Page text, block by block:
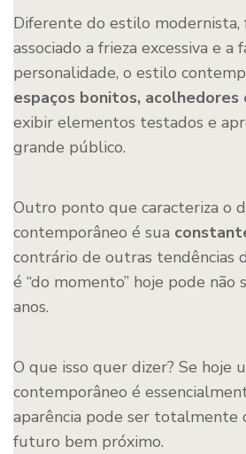
Diferente do estilo
associado a frieza excessiva e a
personalidade, o estilo
espaços bonitos,
exibir elementos testados e
grande público.
Outro ponto que caracteriza o
contemporâneo é sua
contrário de outras tendências
é “do momento” hoje pode não
anos.
O que isso quer dizer? Se hoje
contemporâneo é
aparência pode ser totalmente
futuro bem próximo.